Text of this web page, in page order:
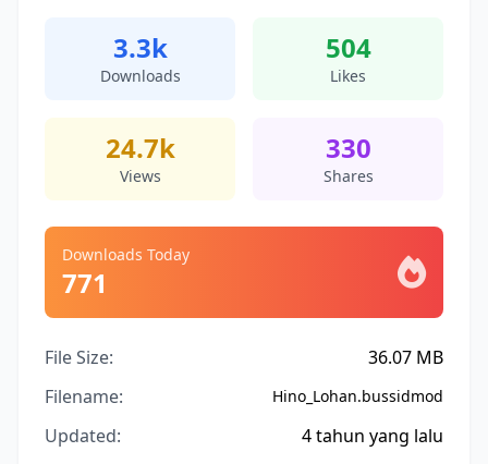
3.3k
Downloads
504
Likes
24.7k
Views
330
Shares
Downloads Today
771
File Size:
36.07 MB
Filename:
Hino_Lohan.bussidmod
Updated: 4 tahun yang lalu